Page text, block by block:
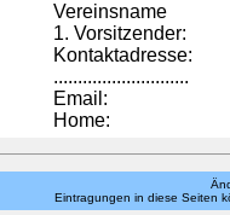
Vereinsname
1. Vorsitzender:
Kontaktadresse:
............................
Email:
Home:
Eintragungen in diese Seiten